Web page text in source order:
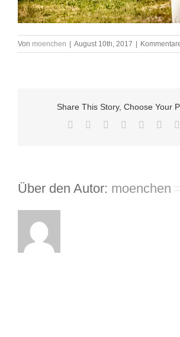
Von moenchen August 10th, 2017
Share This Story, Choose Your
Facebook Reddit LinkedIn
Tumblr
Über den Autor: moenchen